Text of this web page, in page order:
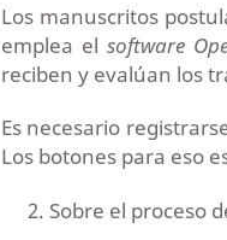
Los manuscritos
emplea el software
reciben y evalúan los
Es necesario
Los botones para eso
Sobre el proceso